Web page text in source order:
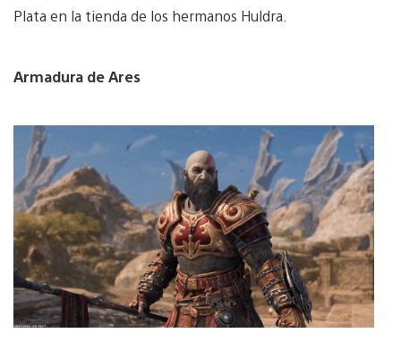
Plata en la tienda de los hermanos Huldra.
Armadura de Ares